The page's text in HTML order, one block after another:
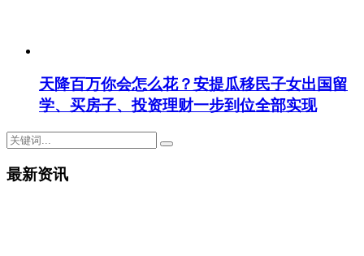
天降百万你会怎么花？安提瓜移民子女出国留
学、买房子、投资理财一步到位全部实现
最新资讯